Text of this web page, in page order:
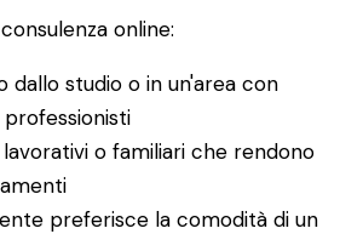
online:
dallo studio o in un'area con
o familiari che rendono
preferisce la comodità di un